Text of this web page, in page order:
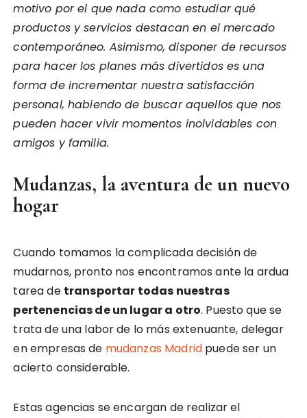
motivo por el que nada como estudiar qué
productos y servicios destacan en el mercado
contemporáneo. Asimismo, disponer de recursos
para hacer los planes más divertidos es una
forma de incrementar nuestra satisfacción
personal, habiendo de buscar aquellos que nos
pueden hacer vivir momentos inolvidables con
amigos y familia.
Mudanzas, la aventura de un nuevo
hogar
Cuando tomamos la complicada decisión de
mudarnos, pronto nos encontramos ante la ardua
tarea de transportar todas nuestras
pertenencias de un lugar a otro. Puesto que se
trata de una labor de lo más extenuante, delegar
en empresas de mudanzas Madridpuede ser un
acierto considerable.
Estas agencias se encargan de realizar el